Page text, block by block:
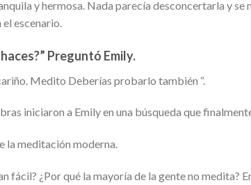
y hermosa. Nada parecía desconcertarla y se
escenario.
Preguntó Emily.
Medito Deberías probarlo también “.
iniciaron a Emily en una búsqueda que
la meditación moderna.
fácil? ¿Por qué la mayoría de la gente no medita?